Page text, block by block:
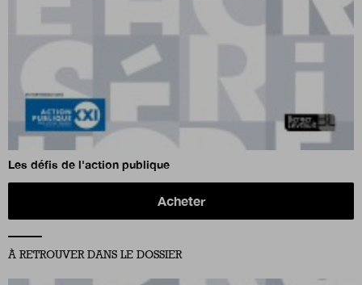
Les défis de l'action publique
Acheter
À RETROUVER DANS LE DOSSIER